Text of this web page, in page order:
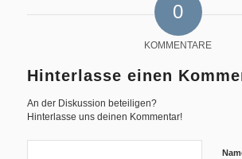
Triathlon
0
KOMMENTARE
Hinterlasse einen
An der Diskussion beteiligen?
Hinterlasse uns deinen Kommentar!